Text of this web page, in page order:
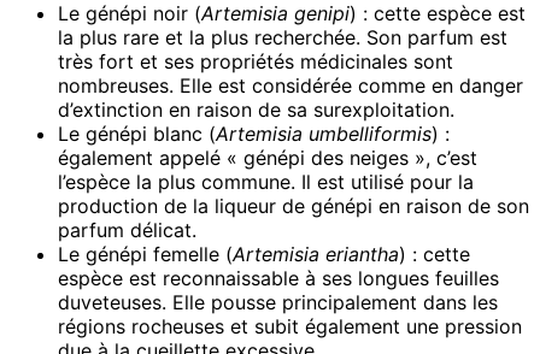
Le génépi noir (Artemisia genipi) : cette espèce est
la plus rare et la plus recherchée. Son parfum est
très fort et ses propriétés médicinales sont
nombreuses. Elle est considérée comme en danger
d’extinction en raison de sa surexploitation.
Le génépi blanc (Artemisia umbelliformis) :
également appelé « génépi des neiges », c’est
l’espèce la plus commune. Il est utilisé pour la
production de la liqueur de génépi en raison de son
parfum délicat.
Le génépi femelle (Artemisia eriantha) : cette
espèce est reconnaissable à ses longues feuilles
duveteuses. Elle pousse principalement dans les
régions rocheuses et subit également une pression